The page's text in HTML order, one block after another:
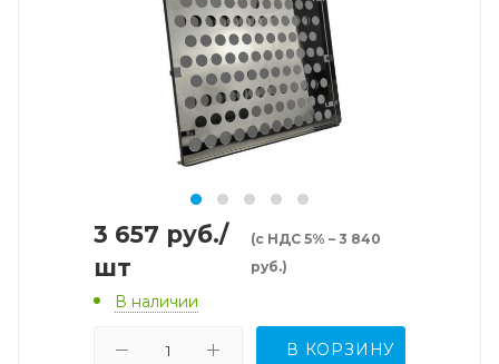
3 657 руб./
шт
(с НДС 5% – 3 840
руб.)
В наличии
В КОРЗИНУ